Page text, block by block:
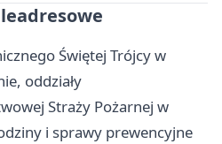
Świętej Trójcy w
oddziały
Straży Pożarnej w
i sprawy prewencyjne